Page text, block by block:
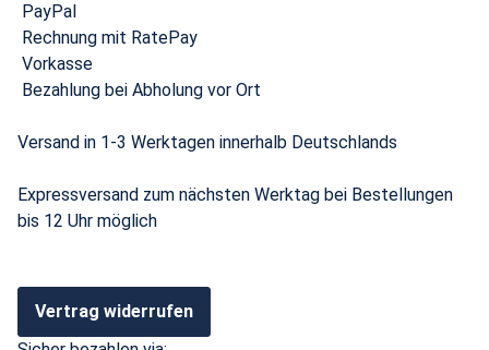
PayPal
Rechnung mit RatePay
Vorkasse
Bezahlung bei Abholung vor Ort
Versand in 1-3 Werktagen innerhalb Deutschlands
Expressversand zum nächsten Werktag bei Bestellungen
bis 12 Uhr möglich
Vertrag widerrufen